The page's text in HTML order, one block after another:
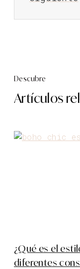
Descubre
Artículos
¿Qué es el
diferentes